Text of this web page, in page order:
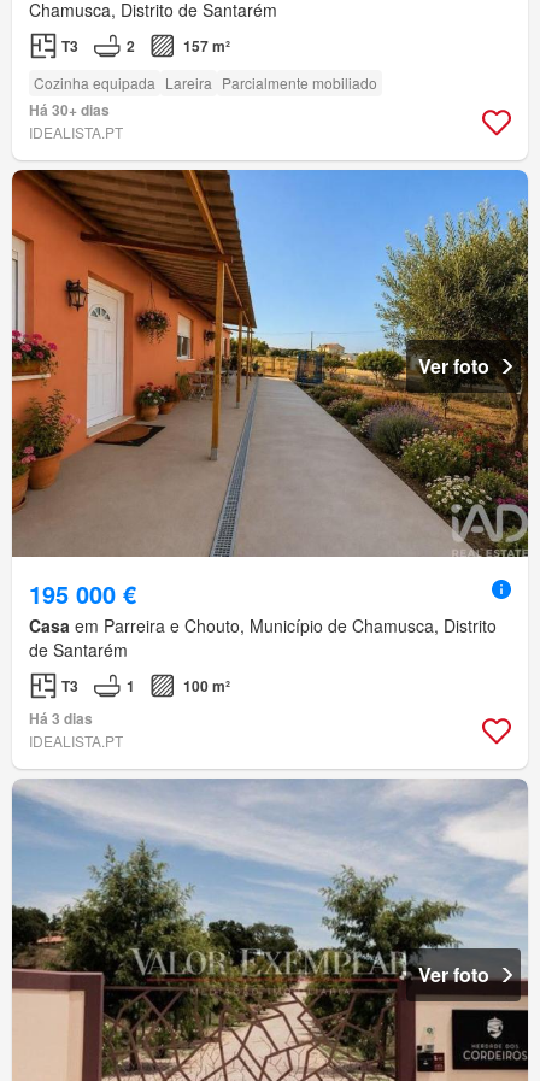
Chamusca, Distrito de Santarém
T3 2 157 m²
Cozinha equipada Lareira Parcialmente mobiliado
Há 30+ dias
IDEALISTA.PT
Ver foto
195 000 €
Casa em Parreira e Chouto, Município de Chamusca, Distrito
de Santarém
T3 1
100 m²
Há 3 dias
IDEALISTA.PT
Ver foto